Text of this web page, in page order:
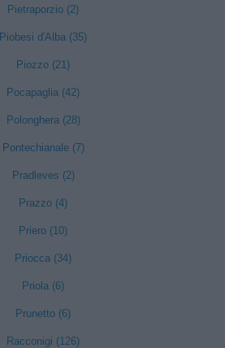
Pietraporzio (2)
Piobesi d'Alba (35)
Piozzo (21)
Pocapaglia (42)
Polonghera (28)
Pontechianale (7)
Pradleves (2)
Prazzo (4)
Priero (10)
Priocca (34)
Priola (6)
Prunetto (6)
Racconigi (126)